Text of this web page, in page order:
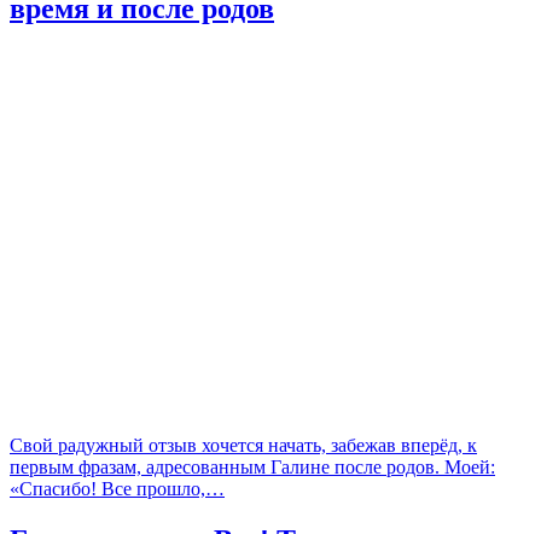
время и после родов
Свой радужный отзыв хочется начать, забежав вперёд, к
первым фразам, адресованным Галине после родов. Моей:
«Спасибо! Все прошло,…